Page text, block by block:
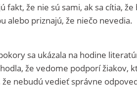
že nie sú sami, ak sa cítia, že
alebo priznajú, že niečo nevedia.
sa ukázala na hodine
že vedome podporí žiakov,
nebudú vedieť správne